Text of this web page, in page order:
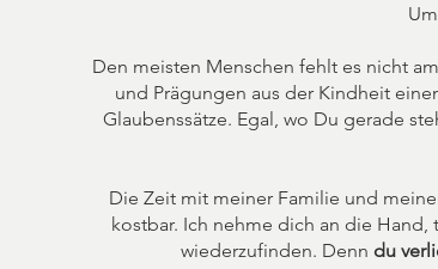
Den meisten Menschen fehlt es nicht
und Prägungen aus der Kindheit
Glaubenssätze. Egal, wo Du gerade
Die Zeit mit meiner Familie und
kostbar. Ich nehme dich an die
wiederzufinden. Denn du